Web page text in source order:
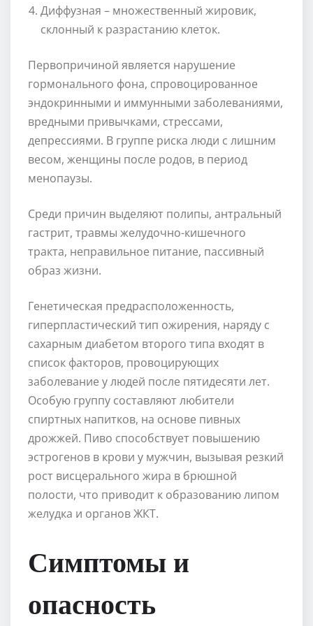
Диффузная – множественный жировик,
склонный к разрастанию клеток.
Первопричиной является нарушение
гормонального фона, спровоцированное
эндокринными и иммунными заболеваниями,
вредными привычками, стрессами,
депрессиями. В группе риска люди с лишним
весом, женщины после родов, в период
менопаузы.
Среди причин выделяют полипы, антральный
гастрит, травмы желудочно-кишечного
тракта, неправильное питание, пассивный
образ жизни.
Генетическая предрасположенность,
гиперпластический тип ожирения, наряду с
сахарным диабетом второго типа входят в
список факторов, провоцирующих
заболевание у людей после пятидесяти лет.
Особую группу составляют любители
спиртных напитков, на основе пивных
дрожжей. Пиво способствует повышению
эстрогенов в крови у мужчин, вызывая резкий
рост висцерального жира в брюшной
полости, что приводит к образованию липом
желудка и органов ЖКТ.
Симптомы и
опасность